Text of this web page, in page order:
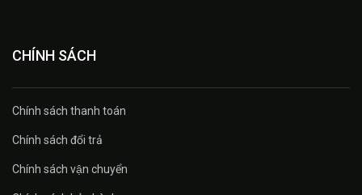
CHÍNH SÁCH
Chính sách thanh toán
Chính sách đổi trả
Chính sách vận chuyển